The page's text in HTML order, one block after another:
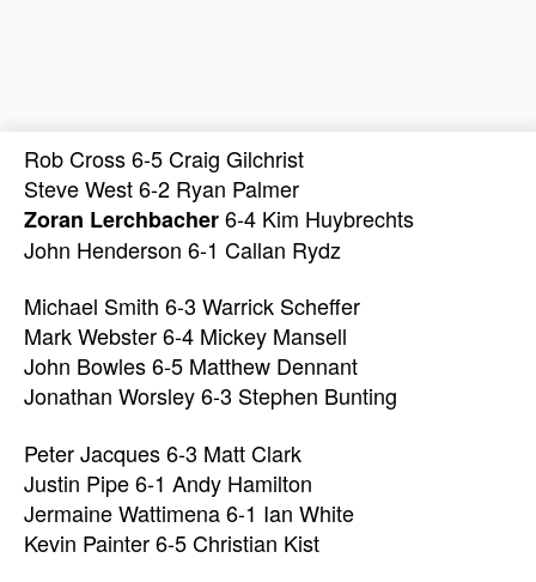
Rob Cross 6-5 Craig Gilchrist
Steve West 6-2 Ryan Palmer
Zoran Lerchbacher6-4 Kim Huybrechts
John Henderson 6-1 Callan Rydz
Michael Smith 6-3 Warrick Scheffer
Mark Webster 6-4 Mickey Mansell
John Bowles 6-5 Matthew Dennant
Jonathan Worsley 6-3 Stephen Bunting
Peter Jacques 6-3 Matt Clark
Justin Pipe 6-1 Andy Hamilton
Jermaine Wattimena 6-1 Ian White
Kevin Painter 6-5 Christian Kist